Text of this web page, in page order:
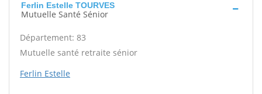
Ferlin Estelle TOURVES
Mutuelle Santé Sénior
Département: 83
Mutuelle santé retraite sénior
Ferlin Estelle